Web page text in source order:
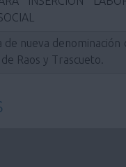
de nueva
Raos y Trascueto.